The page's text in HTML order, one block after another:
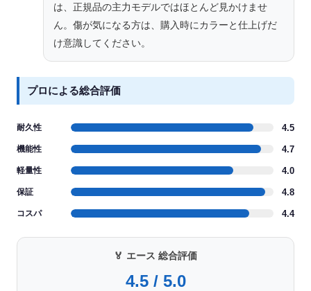
は、正規品の主力モデルではほとんど見かけませ
ん。傷が気になる方は、購入時にカラーと仕上げだ
け意識してください。
プロによる総合評価
耐久性 4.5
機能性 4.7
軽量性 4.0
保証 4.8
コスパ 4.4
🏅 エース 総合評価
4.5 / 5.0